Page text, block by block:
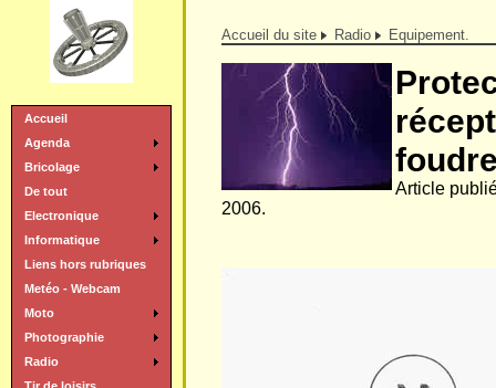
Accueil du site Radio Equipement.
Article
2006.
Accueil
Agenda
Bricolage
De tout
Electronique
Informatique
Liens hors rubriques
Metéo - Webcam
Moto
Photographie
Radio